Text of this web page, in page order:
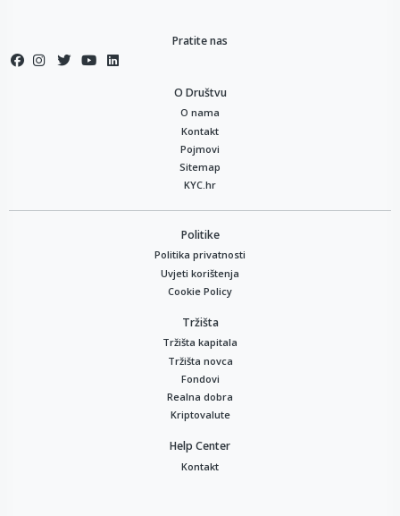
Pratite nas
O Društvu
O nama
Kontakt
Pojmovi
Sitemap
KYC.hr
Politike
Politika privatnosti
Uvjeti korištenja
Cookie Policy
Tržišta
Tržišta kapitala
Tržišta novca
Fondovi
Realna dobra
Kriptovalute
Help Center
Kontakt